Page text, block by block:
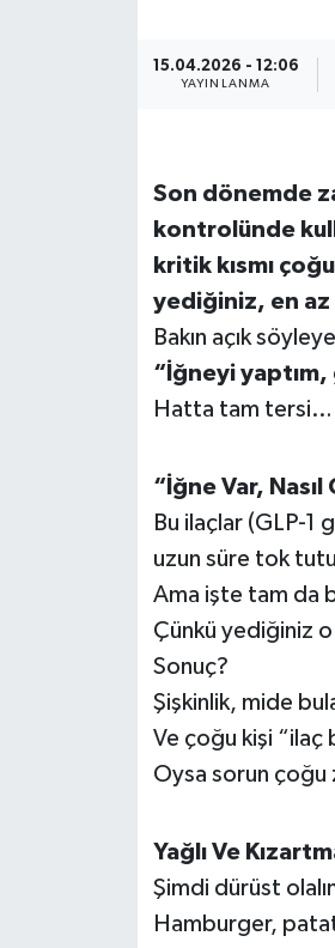
15.04.2026 - 12:06
YAYINLANMA
Son dönemde
kontrolünde
kritik kısmı
yediğiniz, en
Bakın açık
“İğneyi
Hatta tam tersi…
“İğne Var, Nasıl
Bu ilaçlar (GLP-1
uzun süre tok
Ama işte tam da
Çünkü yediğiniz
Sonuç?
Şişkinlik, mide
Ve çoğu kişi “ilaç
Oysa sorun
Yağlı Ve
Şimdi dürüst
Hamburger,
KENT GÜNDEMİ
KÜLTÜR-SANAT